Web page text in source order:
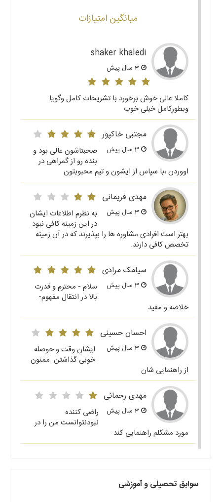
میانگین امتیازات
shaker khaledi
کاملا عالی خوش برخورد با تشریحات کامل وگویا
وبطورکامل خیلی خوب
مجتبی خاکپور
صحبتاشون عالی بود و
بنده رو از گمراهی در
اووردن ،با سپاس از ایشون و تیم محبوبتون
مهدی فریمانی
به نظرم اطلاعات ایشان
در این زمینه کافی نبود.
بهتر است افرادی مشاوره ها را بپذیرند که در آن زمینه
تخصص کافی دارند.
سیامک مرادی
سلام - محترم و قدرت
بالا در انتقال مفهوم-
خلاصه و مفید
احسان حسینی
ایشان وقت و حوصله
خوبی گذاشتن .ممنون
از راهنمایی شان
مهدی رحمانی
راضی کننده
نبودنتوانست من را در
مورد مشکلم راهنمایی کند
سوابق تحصیلی و آموزشی